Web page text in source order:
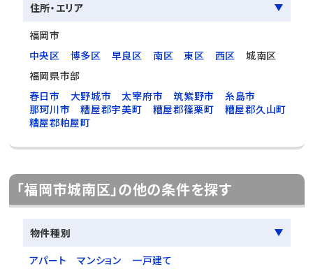
住所・エリア
福岡市
中央区
博多区 早良区 南区 東区 西区
城南区
福岡県市部
春日市
大野城市 太宰府市 筑紫野市
糸島市
那珂川市
糟屋郡宇美町 糟屋郡篠栗町
糟屋郡久山町
糟屋郡粕屋町
「福岡市城南区」の他の条件を探す
物件種別
アパート
マンション
一戸建て